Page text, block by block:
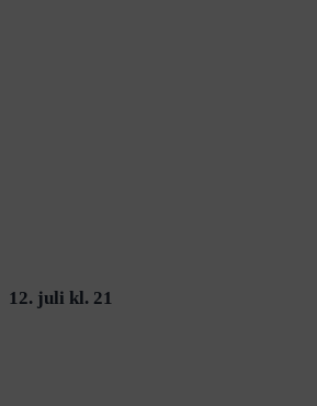
12. juli kl. 21